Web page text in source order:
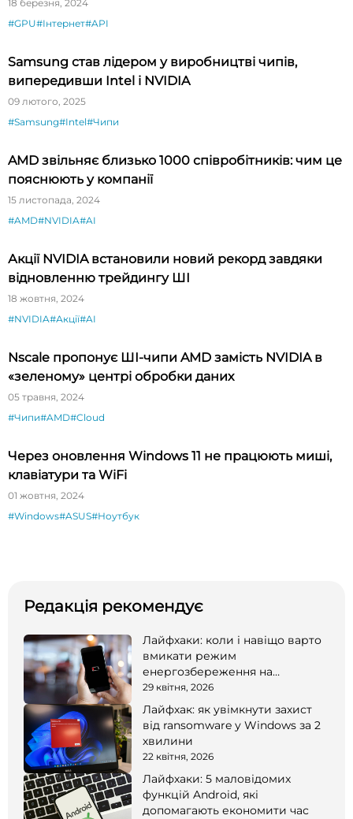
18 березня, 2024
#GPU#Інтернет#API
Samsung став лідером у виробництві чипів,
випередивши Intel і NVIDIA
09 лютого, 2025
#Samsung#Intel#Чипи
AMD звільняє близько 1000 співробітників: чим це
пояснюють у компанії
15 листопада, 2024
#AMD#NVIDIA#AI
Акції NVIDIA встановили новий рекорд завдяки
відновленню трейдингу ШІ
18 жовтня, 2024
#NVIDIA#Акції#AI
Nscale пропонує ШІ-чипи AMD замість NVIDIA в
«зеленому» центрі обробки даних
05 травня, 2024
#Чипи#AMD#Cloud
Через оновлення Windows 11 не працюють миші,
клавіатури та WiFi
01 жовтня, 2024
#Windows#ASUS#Ноутбук
Редакція рекомендує
Лайфхаки: коли і навіщо варто
вмикати режим
енергозбереження на
смартфоні
29 квітня, 2026
Лайфхак: як увімкнути захист
від ransomware у Windows за 2
хвилини
22 квітня, 2026
Лайфхаки: 5 маловідомих
функцій Android, які
допомагають економити час